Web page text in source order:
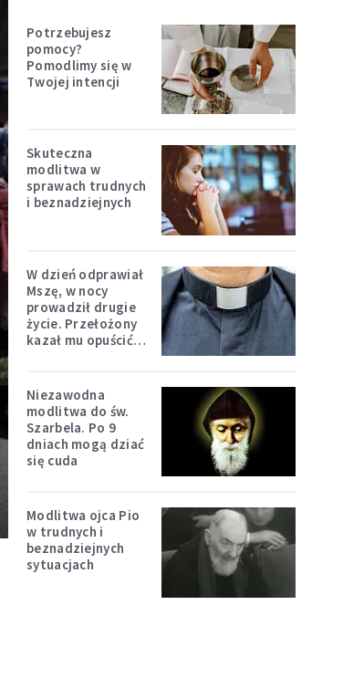
Potrzebujesz
pomocy?
Pomodlimy się w
Twojej intencji
Skuteczna
modlitwa w
sprawach trudnych
i beznadziejnych
W dzień odprawiał
Mszę, w nocy
prowadził drugie
życie. Przełożony
kazał mu opuścić
Niezawodna
modlitwa do św.
Szarbela. Po 9
dniach mogą dziać
się cuda
Modlitwa ojca Pio
w trudnych i
beznadziejnych
sytuacjach